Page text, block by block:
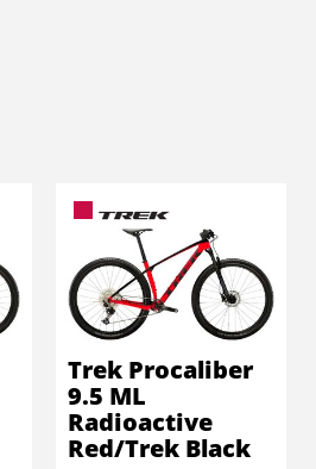
Trek Procaliber
9.5 ML
Radioactive
Red/Trek Black